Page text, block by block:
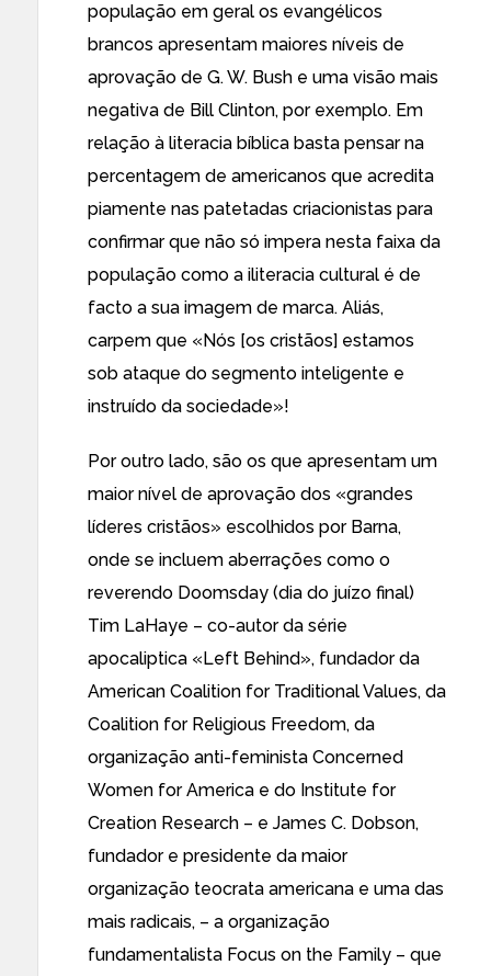
população em geral os evangélicos
brancos apresentam maiores níveis de
aprovação de G. W. Bush e uma visão mais
negativa de Bill Clinton, por exemplo. Em
relação à literacia bíblica basta pensarna
percentagem de americanos que acredita
piamente nas patetadas criacionistas para
confirmar que não só impera nesta faixa da
população como a iliteracia cultural é de
facto a sua imagem de marca. Aliás,
carpem que «Nós [os cristãos] estamos
sob ataque do segmento inteligente e
instruído da sociedade»!
Por outro lado, são os que apresentam um
maior nível de aprovação dos «grandes
líderes cristãos» escolhidos por Barna,
onde se incluem aberrações como o
reverendo Doomsday (dia do juízo final)
Tim LaHaye – co-autor da série
apocaliptica «Left Behind», fundador da
American Coalition for Traditional Values, da
Coalition for Religious Freedom, da
organização anti-feminista Concerned
Women for America e do Institute for
Creation Research – e James C. Dobson,
fundador e presidente da maior
organização teocrata americana e uma das
mais radicais, – a organização
fundamentalista Focus on the Family – que